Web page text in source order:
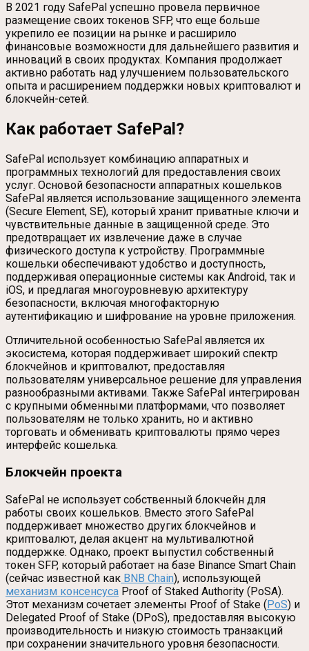
В 2021 году SafePal успешно провела первичное
размещение своих токенов SFP, что еще больше
укрепило ее позиции на рынке и расширило
финансовые возможности для дальнейшего развития и
инноваций в своих продуктах. Компания продолжает
активно работать над улучшением пользовательского
опыта и расширением поддержки новых криптовалют и
блокчейн-сетей.
Как работает SafePal?
SafePal использует комбинацию аппаратных и
программных технологий для предоставления своих
услуг. Основой безопасности аппаратных кошельков
SafePal является использование защищенного элемента
(Secure Element, SE), который хранит приватные ключи и
чувствительные данные в защищенной среде. Это
предотвращает их извлечение даже в случае
физического доступа к устройству. Программные
кошельки обеспечивают удобство и доступность,
поддерживая операционные системы как Android, так и
iOS, и предлагая многоуровневую архитектуру
безопасности, включая многофакторную
аутентификацию и шифрование на уровне приложения.
Отличительной особенностью SafePal является их
экосистема, которая поддерживает широкий спектр
блокчейнов и криптовалют, предоставляя
пользователям универсальное решение для управления
разнообразными активами. Также SafePal интегрирован
с крупными обменными платформами, что позволяет
пользователям не только хранить, но и активно
торговать и обменивать криптовалюты прямо через
интерфейс кошелька.
Блокчейн проекта
SafePal не использует собственный блокчейн для
работы своих кошельков. Вместо этого SafePal
поддерживает множество других блокчейнов и
криптовалют, делая акцент на мультивалютной
поддержке. Однако, проект выпустил собственный
токен SFP, который работает на базе Binance Smart Chain
(сейчас известной как BNB Chain), использующей
механизм консенсуса Proof of Staked Authority (PoSA).
Этот механизм сочетает элементы Proof of Stake (PoS) и
Delegated Proof of Stake (DPoS), предоставляя высокую
производительность и низкую стоимость транзакций
при сохранении значительного уровня безопасности.